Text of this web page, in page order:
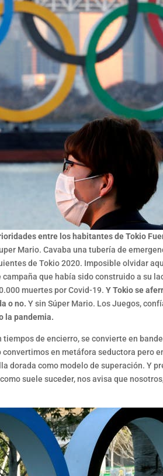
entre los habitantes de Tokio
Mario. Cavaba una tubería de
de Tokio 2020. Imposible olvidar
que había sido construido a su
muertes por Covid-19.Y Tokio se
o no.Y sin Súper Mario. Los Juegos,
la pandemia.
tiempos de encierro, se convierte en
en metáfora seductora pero
dorada como modelo de superación. Y
suele suceder, nos avisa que